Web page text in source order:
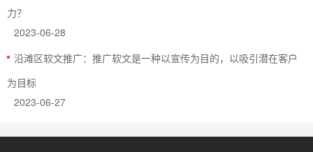
力？
2023-06-28
沿滩区软文推广：推广软文是一种以宣传为目的，以吸引潜在客户
为目标
2023-06-27